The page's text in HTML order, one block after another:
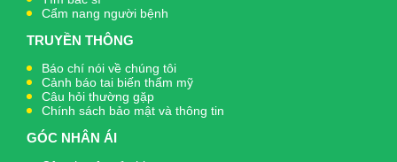
Cẩm nang người bệnh
TRUYỀN THÔNG
Báo chí nói về chúng tôi
Cảnh báo tai biến thẩm mỹ
Câu hỏi thường gặp
Chính sách bảo mật và thông tin
GÓC NHÂN ÁI